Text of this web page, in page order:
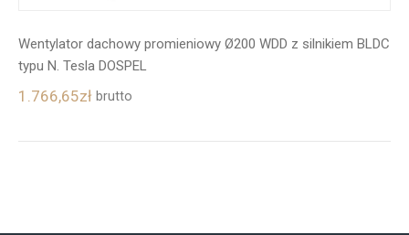
Wentylator dachowy promieniowy Ø200 WDD z silnikiem BLDC
typu N. Tesla DOSPEL
1.766,65zł brutto